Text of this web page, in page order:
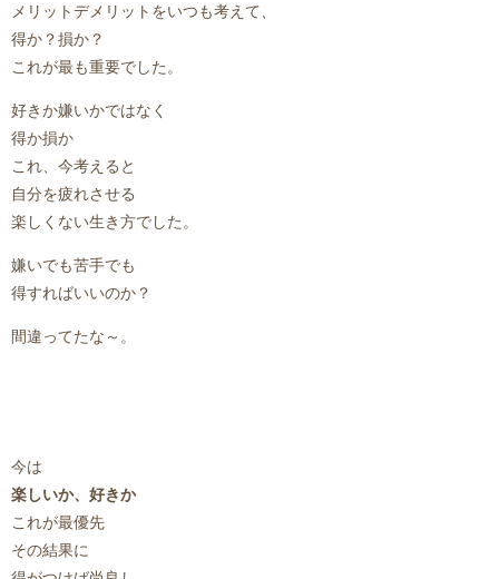
メリットデメリットをいつも考えて、
得か？損か？
これが最も重要でした。
好きか嫌いかではなく
得か損か
これ、今考えると
自分を疲れさせる
楽しくない生き方でした。
嫌いでも苦手でも
得すればいいのか？
間違ってたな～。
今は
楽しいか、好きか
これが最優先
その結果に